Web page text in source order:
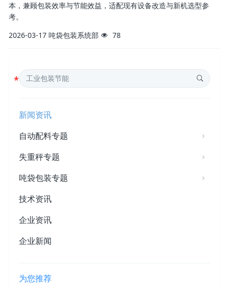
本，兼顾包装效率与节能效益，适配现有设备改造与新机选型参
考。
2026-03-17 吨袋包装系统部 78
新闻资讯
自动配料专题
失重秤专题
吨袋包装专题
技术资讯
企业资讯
企业新闻
为您推荐